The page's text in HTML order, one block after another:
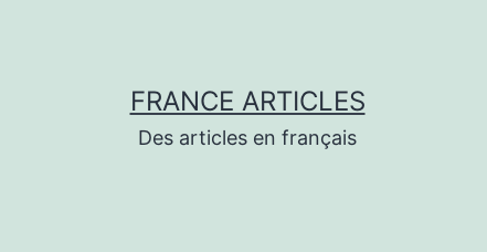
FRANCE ARTICLES
Des articles en français